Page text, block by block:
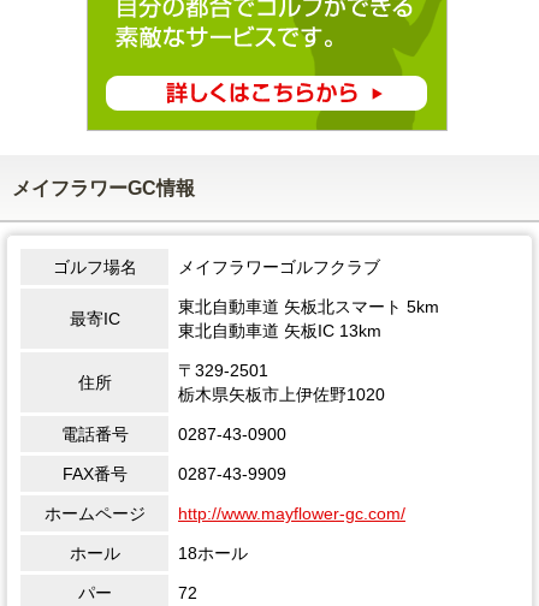
メイフラワーGC情報
ゴルフ場名 メイフラワーゴルフクラブ
最寄IC
東北自動車道 矢板北スマート 5km
東北自動車道 矢板IC 13km
住所
〒329-2501
栃木県矢板市上伊佐野1020
電話番号 0287-43-0900
FAX番号 0287-43-9909
ホームページ http://www.mayflower-gc.com/
ホール 18ホール
パー 72